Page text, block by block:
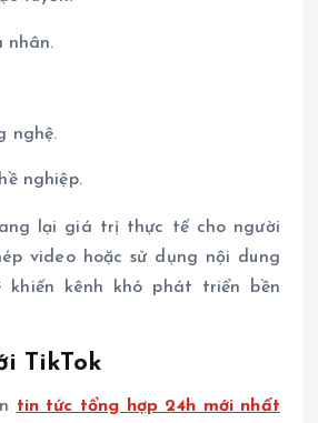
nhân.
nghệ.
nghiệp.
lại giá trị thực tế cho người
video hoặc sử dụng nội dung
khiến kênh khó phát triển bền
TikTok
tin tức tổng hợp 24h mới nhất